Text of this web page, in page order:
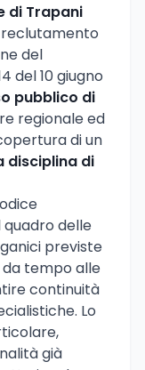
di Trapani
del
del 10 giugno
pubblico di
regionale ed
di un
disciplina di
quadro delle
previste
da tempo alle
continuità
Lo
già